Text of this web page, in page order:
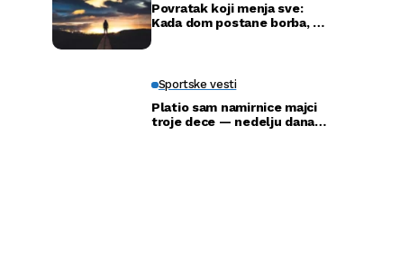
Povratak koji menja sve:
Kada dom postane borba, a
Sportske vesti
Platio sam namirnice majci
troje dece — nedelju dana